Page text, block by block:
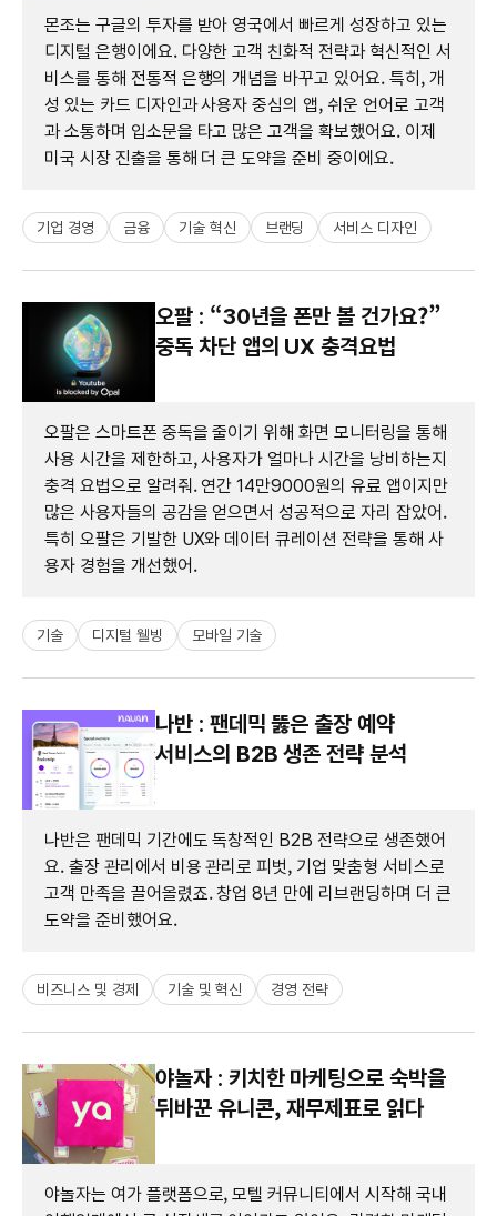
몬조는 구글의 투자를 받아 영국에서 빠르게 성장하고 있는
디지털 은행이에요. 다양한 고객 친화적 전략과 혁신적인 서
비스를 통해 전통적 은행의 개념을 바꾸고 있어요. 특히, 개
성 있는 카드 디자인과 사용자 중심의 앱, 쉬운 언어로 고객
과 소통하며 입소문을 타고 많은 고객을 확보했어요. 이제
미국 시장 진출을 통해 더 큰 도약을 준비 중이에요.
기업 경영 금융 기술 혁신 브랜딩 서비스 디자인
오팔 : “30년을 폰만 볼 건가요?”
중독 차단 앱의 UX 충격요법
오팔은 스마트폰 중독을 줄이기 위해 화면 모니터링을 통해
사용 시간을 제한하고, 사용자가 얼마나 시간을 낭비하는지
충격 요법으로 알려줘. 연간 14만9000원의 유료 앱이지만
많은 사용자들의 공감을 얻으면서 성공적으로 자리 잡았어.
특히 오팔은 기발한 UX와 데이터 큐레이션 전략을 통해 사
용자 경험을 개선했어.
기술 디지털 웰빙 모바일 기술
나반 : 팬데믹 뚫은 출장 예약
서비스의 B2B 생존 전략 분석
나반은 팬데믹 기간에도 독창적인 B2B 전략으로 생존했어
요. 출장 관리에서 비용 관리로 피벗, 기업 맞춤형 서비스로
고객 만족을 끌어올렸죠. 창업 8년 만에 리브랜딩하며 더 큰
도약을 준비했어요.
비즈니스 및 경제 기술 및 혁신 경영 전략
야놀자 : 키치한 마케팅으로 숙박을
뒤바꾼 유니콘, 재무제표로 읽다
야놀자는 여가 플랫폼으로, 모텔 커뮤니티에서 시작해 국내